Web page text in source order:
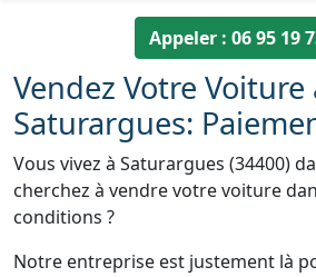
Appeler : 06 95 19
Vendez Votre Voiture
Saturargues:
Vous vivez à Saturargues (34400)
cherchez à vendre votre voiture
conditions ?
Notre entreprise est justement là